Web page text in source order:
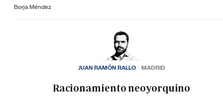
Borja Méndez
Racionamiento neoyorquino
JUAN RAMÓN RALLO MADRID